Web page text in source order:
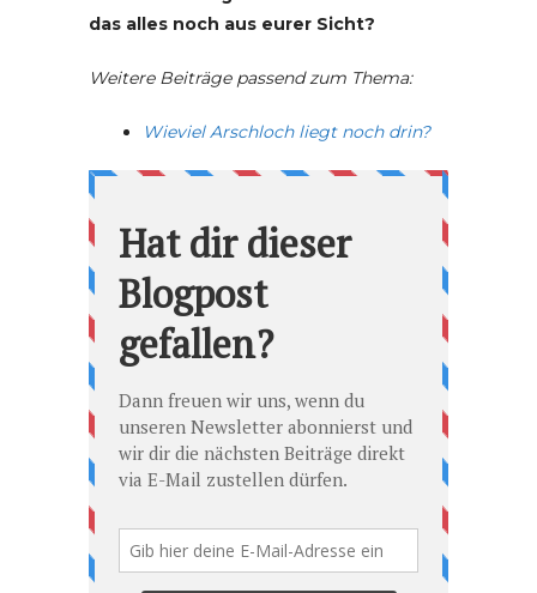
das alles noch aus eurer Sicht?
Weitere Beiträge passend zum Thema:
Wieviel Arschloch liegt noch drin?